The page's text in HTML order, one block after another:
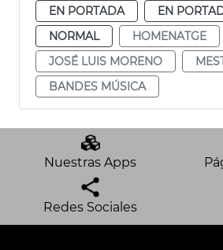
EN PORTADA
EN
NORMAL
HOMENATGE
JOSÉ LUIS MORENO
BANDES MÚSICA
Nuestras Apps
Redes Sociales